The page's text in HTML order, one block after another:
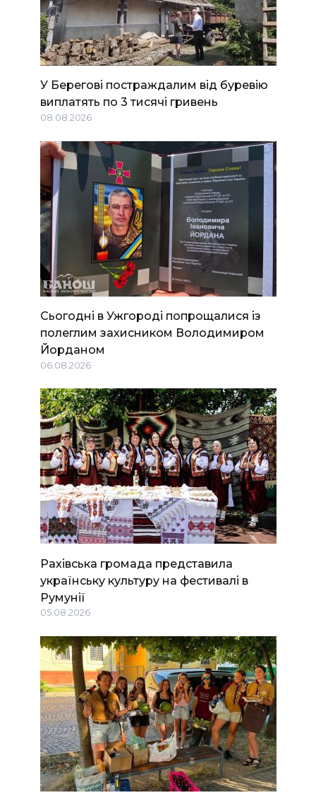
У Берегові постраждалим від буревію
виплатять по 3 тисячі гривень
08.08.2026
Сьогодні в Ужгороді попрощалися із
полеглим захисником Володимиром
Йорданом
06.08.2026
Рахівська громада представила
українську культуру на фестивалі в
Румунії
05.08.2026